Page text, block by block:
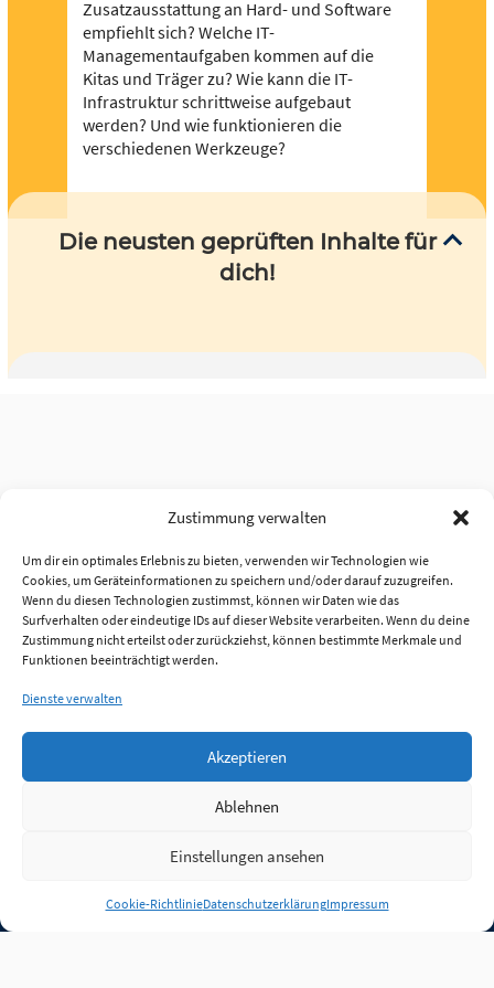
Zustimmung verwalten
Um dir ein optimales Erlebnis zu bieten, verwenden wir Technologien wie
Cookies, um Geräteinformationen zu speichern und/oder darauf zuzugreifen.
Wenn du diesen Technologien zustimmst, können wir Daten wie das
Surfverhalten oder eindeutige IDs auf dieser Website verarbeiten. Wenn du deine
Zustimmung nicht erteilst oder zurückziehst, können bestimmte Merkmale und
Funktionen beeinträchtigt werden.
Dienste verwalten
Akzeptieren
Ablehnen
Einstellungen ansehen
Cookie-RichtlinieDatenschutzerklärungImpressum
Zusatzausstattung an Hard- und Software
empfiehlt sich? Welche IT-
Managementaufgaben kommen auf die
Kitas und Träger zu? Wie kann die IT-
Infrastruktur schrittweise aufgebaut
werden? Und wie funktionieren die
verschiedenen Werkzeuge?
Die neusten geprüften Inhalte für
dich!
Anmelden
Jobs Partner FAQ Quellen